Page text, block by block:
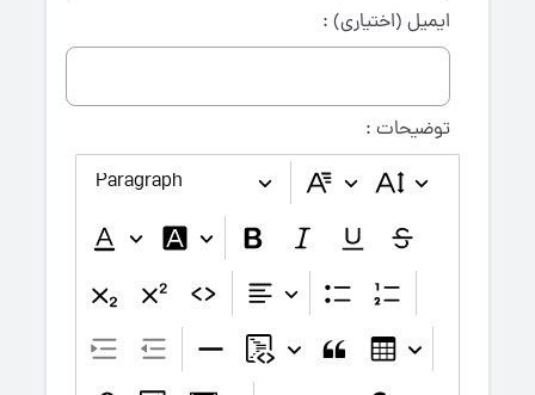
ایمیل (اختیاری) :
توضیحات :
Paragraph